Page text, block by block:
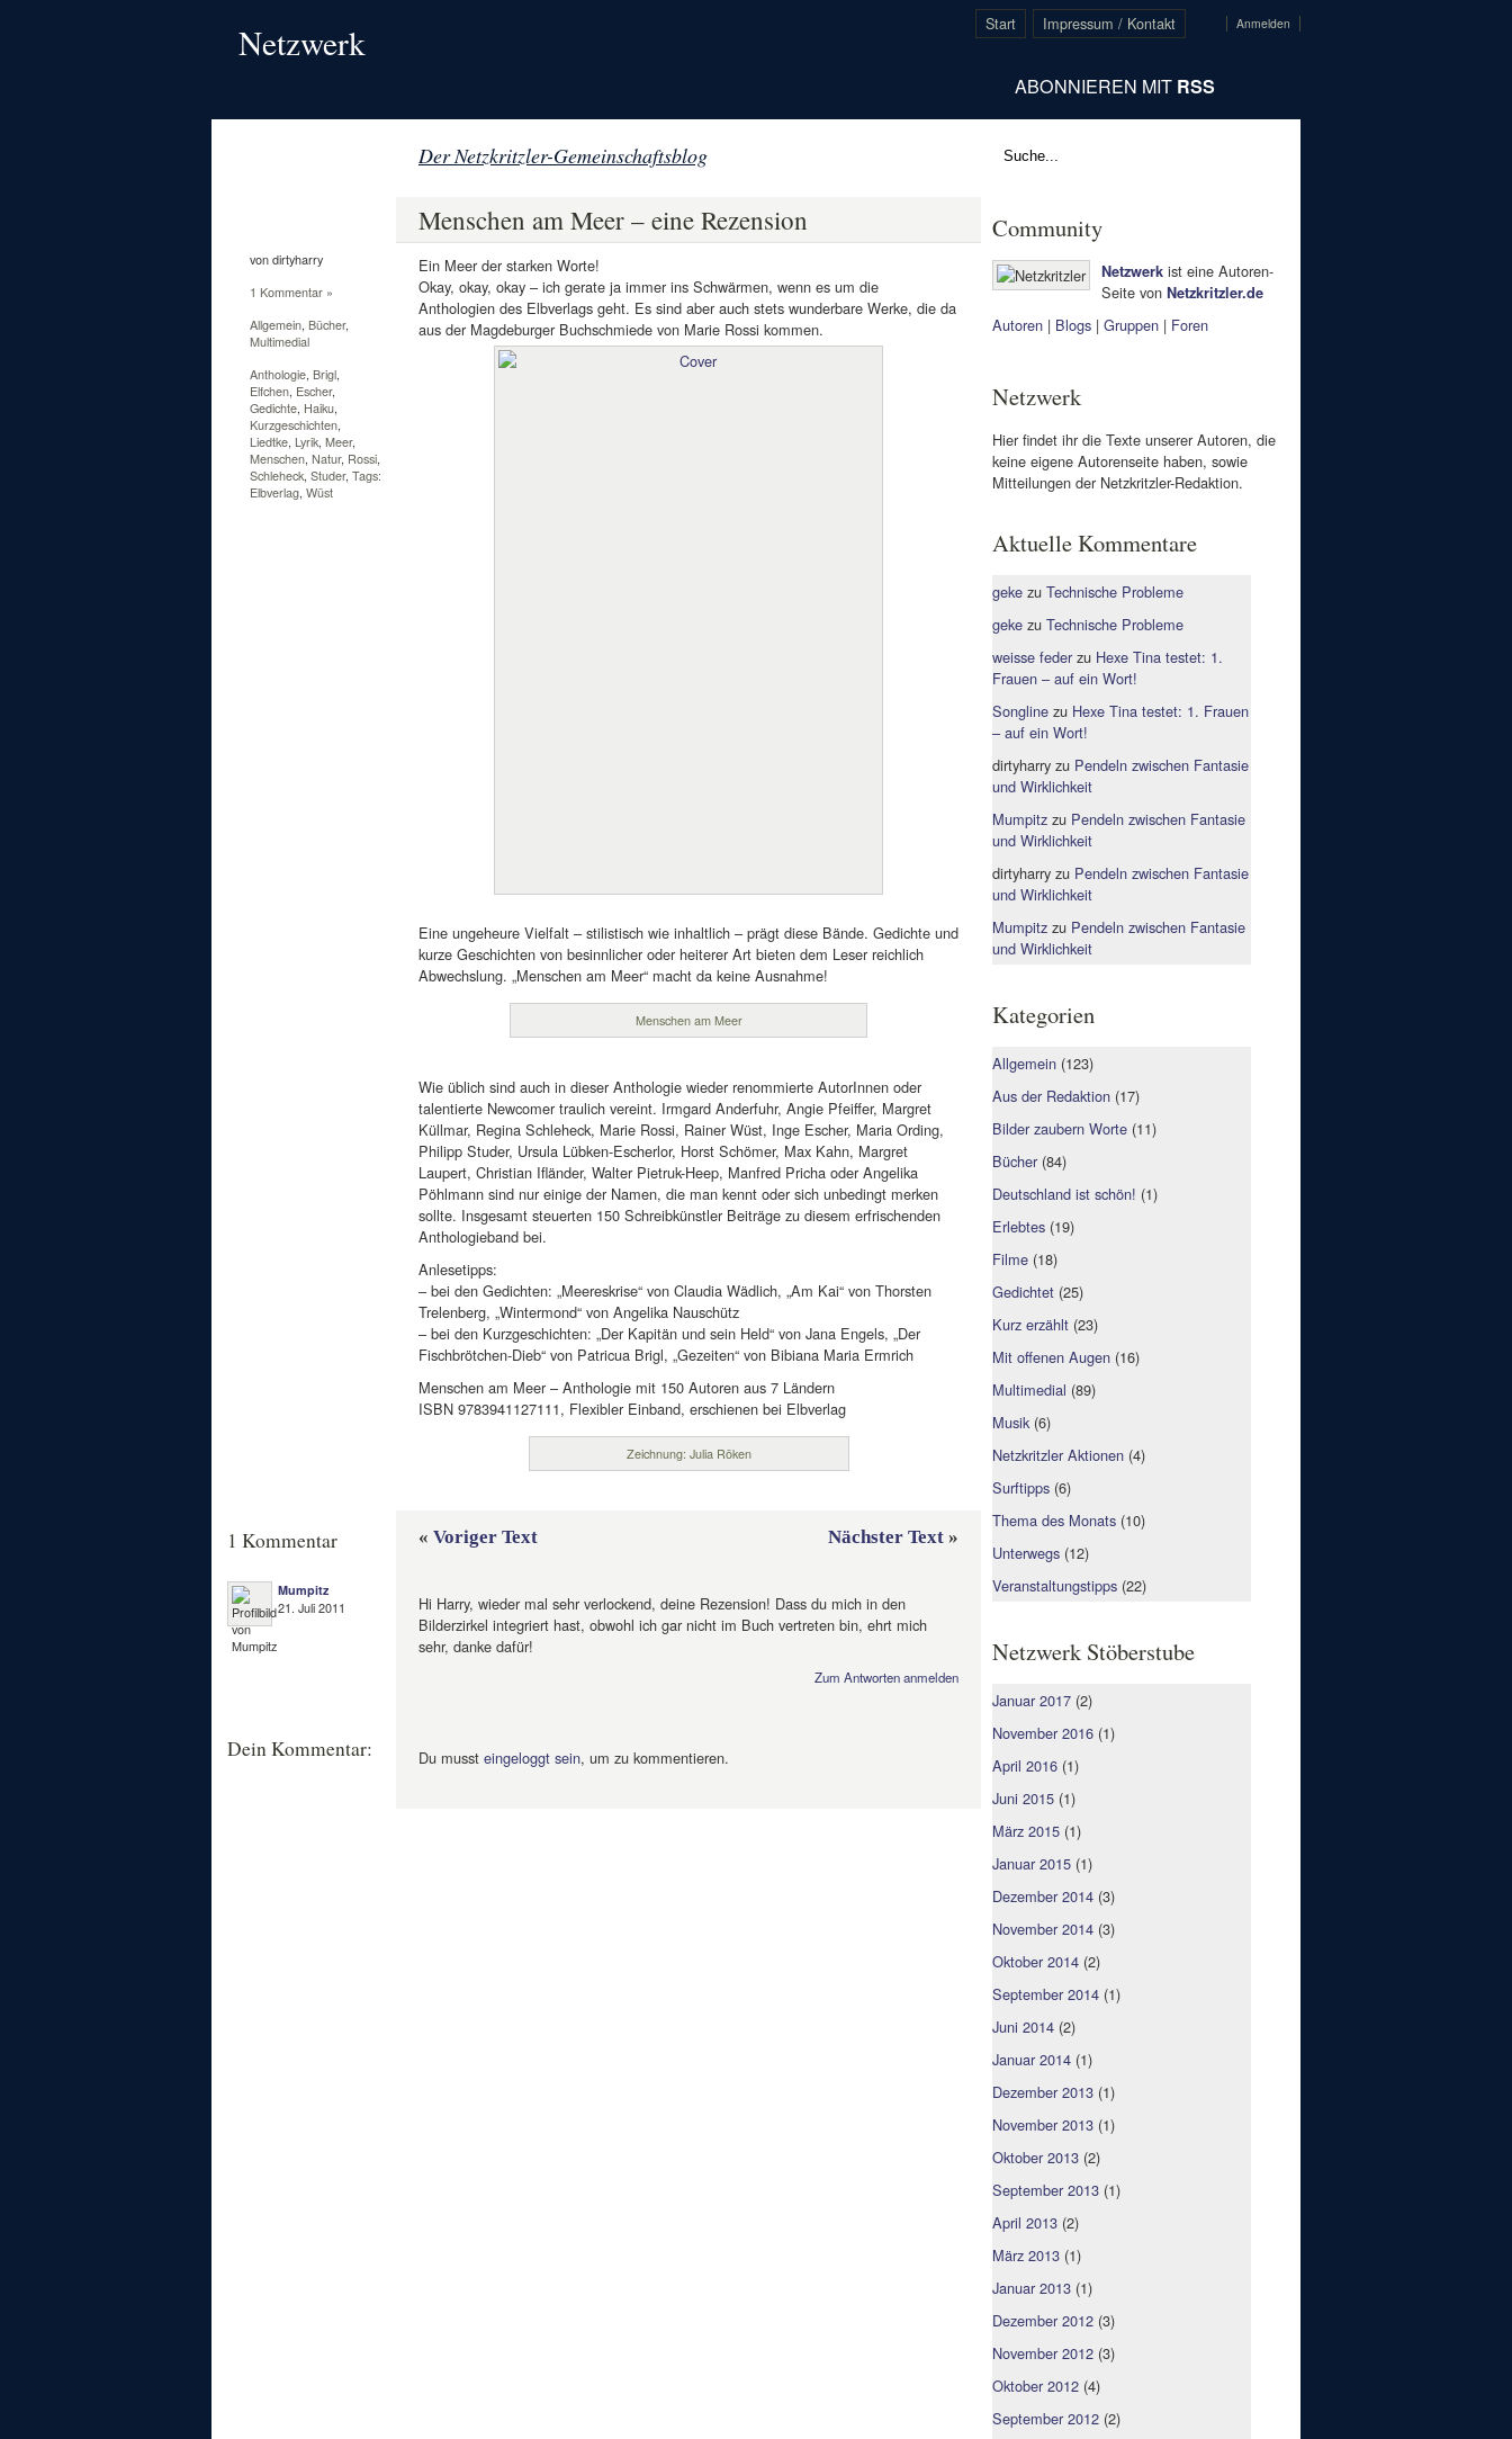
Netzwerk Anmelden
Start Impressum / Kontakt
ABONNIEREN MIT RSS
Der Netzkritzler-Gemeinschaftsblog
von dirtyharry
1 Kommentar »
Allgemein, Bücher,
Multimedial
Anthologie, Brigl,
Elfchen, Escher,
Gedichte, Haiku,
Kurzgeschichten,
Liedtke, Lyrik, Meer,
Menschen, Natur, Rossi,
Schleheck, Studer, Tags:
Elbverlag, Wüst
Menschen am Meer – eine Rezension
Ein Meer der starken Worte!
Okay, okay, okay – ich gerate ja immer ins Schwärmen, wenn es um die
Anthologien des Elbverlags geht. Es sind aber auch stets wunderbare Werke, die da
aus der Magdeburger Buchschmiede von Marie Rossi kommen.
Eine ungeheure Vielfalt – stilistisch wie inhaltlich – prägt diese Bände. Gedichte und
kurze Geschichten von besinnlicher oder heiterer Art bieten dem Leser reichlich
Abwechslung. „Menschen am Meer“ macht da keine Ausnahme!
Menschen am Meer
Wie üblich sind auch in dieser Anthologie wieder renommierte AutorInnen oder
talentierte Newcomer traulich vereint. Irmgard Anderfuhr, Angie Pfeiffer, Margret
Küllmar, Regina Schleheck, Marie Rossi, Rainer Wüst, Inge Escher, Maria Ording,
Philipp Studer, Ursula Lübken-Escherlor, Horst Schömer, Max Kahn, Margret
Laupert, Christian Ifländer, Walter Pietruk-Heep, Manfred Pricha oder Angelika
Pöhlmann sind nur einige der Namen, die man kennt oder sich unbedingt merken
sollte. Insgesamt steuerten 150 Schreibkünstler Beiträge zu diesem erfrischenden
Anthologieband bei.
Anlesetipps:
– bei den Gedichten: „Meereskrise“ von Claudia Wädlich, „Am Kai“ von Thorsten
Trelenberg, „Wintermond“ von Angelika Nauschütz
– bei den Kurzgeschichten: „Der Kapitän und sein Held“ von Jana Engels, „Der
Fischbrötchen-Dieb“ von Patricua Brigl, „Gezeiten“ von Bibiana Maria Ermrich
Menschen am Meer – Anthologie mit 150 Autoren aus 7 Ländern
ISBN 9783941127111, Flexibler Einband, erschienen bei Elbverlag
Zeichnung: Julia Röken
1 Kommentar « Voriger Text Nächster Text »
Mumpitz
21. Juli 2011
Hi Harry, wieder mal sehr verlockend, deine Rezension! Dass du mich in den
Bilderzirkel integriert hast, obwohl ich gar nicht im Buch vertreten bin, ehrt mich
sehr, danke dafür!
Zum Antworten anmelden
Dein Kommentar: Du musst eingeloggt sein, um zu kommentieren.
Community
Netzwerk ist eine Autoren-
Seite von Netzkritzler.de
Autoren | Blogs | Gruppen | Foren
Netzwerk
Hier findet ihr die Texte unserer Autoren, die
keine eigene Autorenseite haben, sowie
Mitteilungen der Netzkritzler-Redaktion.
Aktuelle Kommentare
geke zu Technische Probleme
geke zu Technische Probleme
weisse feder zu Hexe Tina testet: 1.
Frauen – auf ein Wort!
Songline zu Hexe Tina testet: 1. Frauen
– auf ein Wort!
dirtyharry zu Pendeln zwischen Fantasie
und Wirklichkeit
Mumpitz zu Pendeln zwischen Fantasie
und Wirklichkeit
dirtyharry zu Pendeln zwischen Fantasie
und Wirklichkeit
Mumpitz zu Pendeln zwischen Fantasie
und Wirklichkeit
Kategorien
Allgemein (123)
Aus der Redaktion (17)
Bilder zaubern Worte (11)
Bücher (84)
Deutschland ist schön! (1)
Erlebtes (19)
Filme (18)
Gedichtet (25)
Kurz erzählt (23)
Mit offenen Augen (16)
Multimedial (89)
Musik(6)
Netzkritzler Aktionen (4)
Surftipps (6)
Thema des Monats (10)
Unterwegs (12)
Veranstaltungstipps (22)
Netzwerk Stöberstube
Januar 2017 (2)
November 2016 (1)
April 2016 (1)
Juni 2015 (1)
März 2015 (1)
Januar 2015 (1)
Dezember 2014 (3)
November 2014 (3)
Oktober 2014 (2)
September 2014 (1)
Juni 2014 (2)
Januar 2014 (1)
Dezember 2013 (1)
November 2013 (1)
Oktober 2013 (2)
September 2013 (1)
April 2013 (2)
März 2013 (1)
Januar 2013 (1)
Dezember 2012 (3)
November 2012 (3)
Oktober 2012 (4)
September 2012 (2)